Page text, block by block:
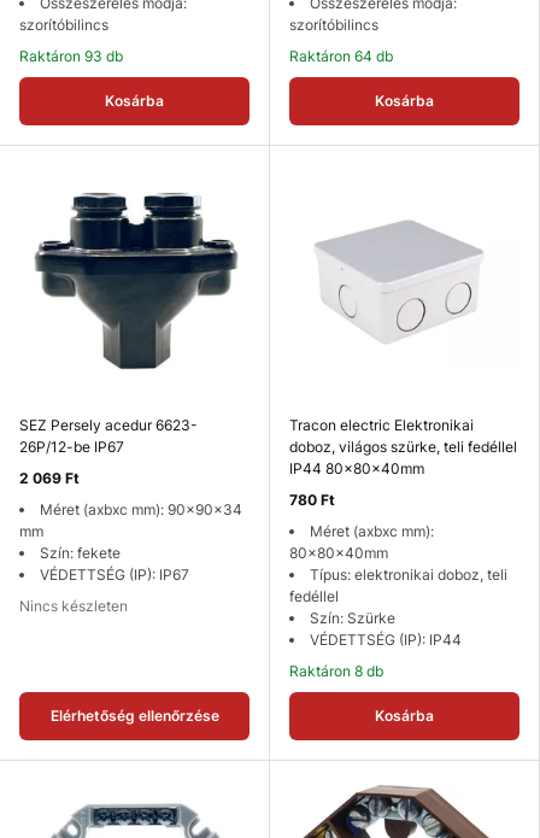
szorítóbilincs
Raktáron 93 db
Kosárba
szorítóbilincs
Raktáron 64 db
Kosárba
SEZ Persely acedur 6623-
26P/12-be IP67
2 069 Ft
Méret (axbxc mm): 90x90x34
mm
Szín: fekete
VÉDETTSÉG (IP): IP67
Nincs készleten
Elérhetőség ellenőrzése
Tracon electric Elektronikai
doboz, világos szürke, teli fedéllel
IP44 80x80x40mm
780 Ft
Méret (axbxc mm):
80×80×40mm
Típus: elektronikai doboz, teli
fedéllel
Szín: Szürke
VÉDETTSÉG (IP): IP44
Raktáron 8 db
Kosárba